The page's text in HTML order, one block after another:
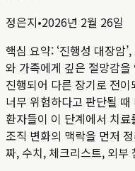
정은지•2026년 2월 26일
핵심 요약: ‘진행성 대장암
와 가족에게 깊은 절망감
진행되어 다른 장기로 전
너무 위험하다고 판단될
환자들이 이 단계에서 치료
조직 변화의 맥락을 먼저
짜, 수치, 체크리스트, 외부